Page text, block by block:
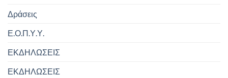
Δράσεις
Ε.Ο.Π.Υ.Υ.
ΕΚΔΗΛΩΣΕΙΣ
ΕΚΔΗΛΩΣΕΙΣ